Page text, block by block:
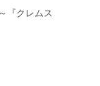
『クレムス